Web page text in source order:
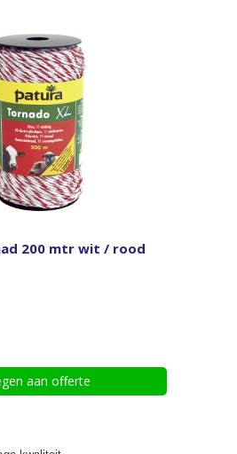
200 mtr wit / rood
aan offerte